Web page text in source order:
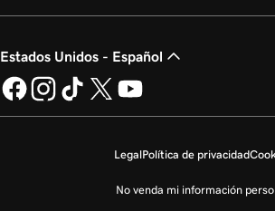
Estados Unidos - Español
LegalPolítica de privacidad
No venda mi información